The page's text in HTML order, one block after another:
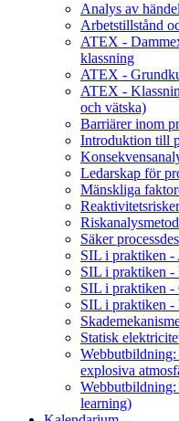
Analys av
Arbetstillstånd
ATEX -
klassning
ATEX -
ATEX -
och vätska)
Barriärer inom
Introduktion till
Ledarskap för
Mänskliga
Reaktivitetsrisker
Säker
SIL i praktiken -
SIL i praktiken -
SIL i praktiken -
SIL i praktiken -
Statisk
explosiva
learning)